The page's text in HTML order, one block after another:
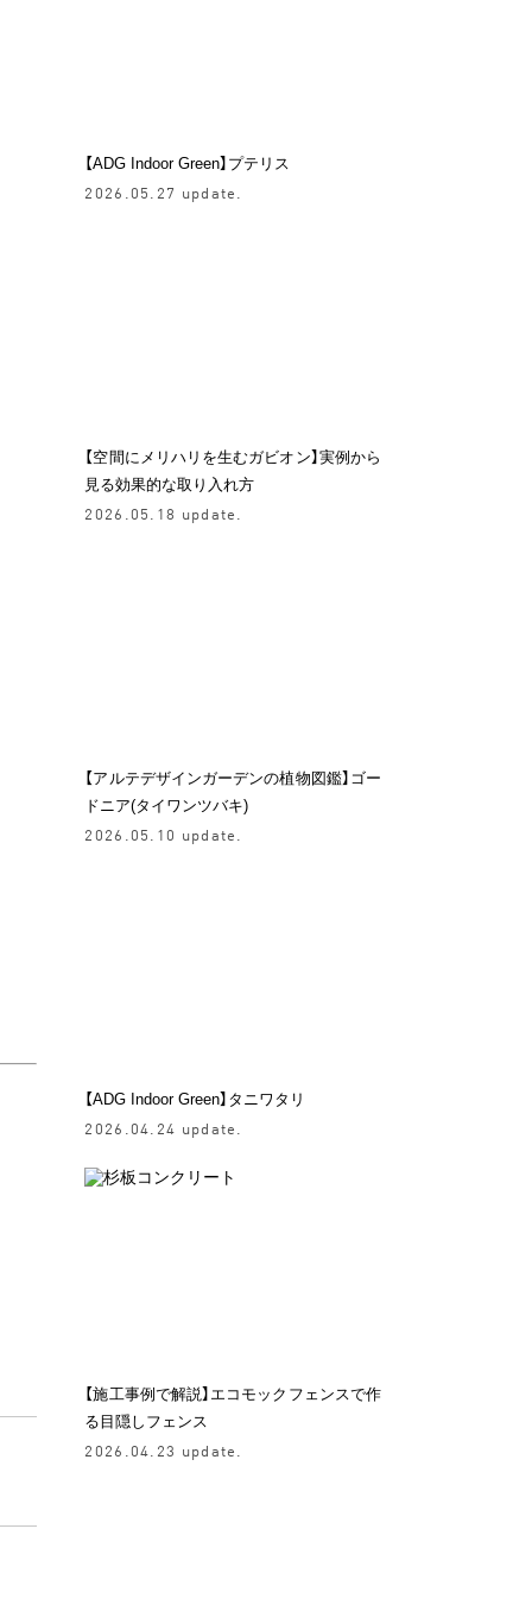
【ADG Indoor Green】プテリス
2026.05.27 update.
【空間にメリハリを生むガビオン】実例から
見る効果的な取り入れ方
2026.05.18 update.
【アルテデザインガーデンの植物図鑑】ゴー
ドニア(タイワンツバキ)
2026.05.10 update.
【ADG Indoor Green】タニワタリ
2026.04.24 update.
【施工事例で解説】エコモックフェンスで作
る目隠しフェンス
2026.04.23 update.